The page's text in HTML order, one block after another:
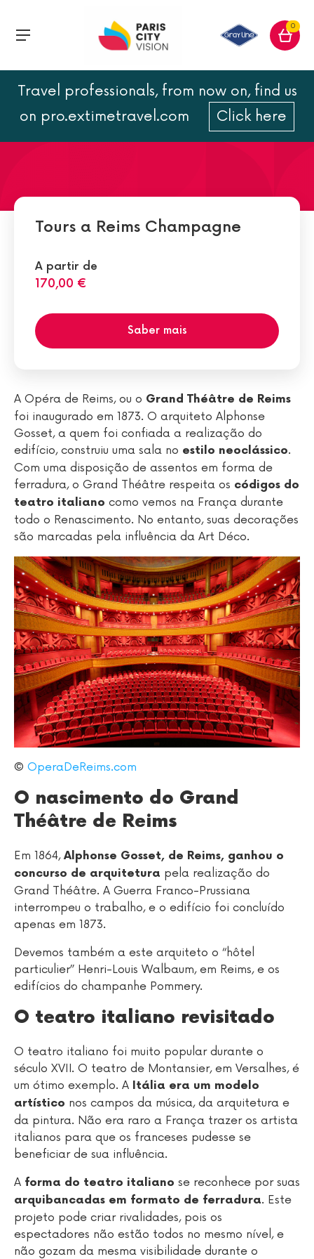
0
Travel professionals, from now on, find us
on pro.extimetravel.com
Click here
A Opéra de Reims
Tours a Reims Champagne
A partir de
170,00 €
Saber mais
A Opéra de Reims, ou o Grand Théâtre de Reims
foi inaugurado em 1873. O arquiteto Alphonse
Gosset, a quem foi confiada a realização do
edifício, construiu uma sala no estilo neoclássico.
Com uma disposição de assentos em forma de
ferradura, o Grand Théâtre respeita os códigos do
teatro italiano como vemos na França durante
todo o Renascimento. No entanto, suas decorações
são marcadas pela influência da Art Déco.
© OperaDeReims.com
O nascimento do Grand
Théâtre de Reims
Em 1864, Alphonse Gosset, de Reims, ganhou o
concurso de arquitetura pela realização do
Grand Théâtre. A Guerra Franco-Prussiana
interrompeu o trabalho, e o edifício foi concluído
apenas em 1873.
Devemos também a este arquiteto o “hôtel
particulier” Henri-Louis Walbaum, em Reims, e os
edifícios do champanhe Pommery.
O teatro italiano revisitado
O teatro italiano foi muito popular durante o
século XVII. O teatro de Montansier, em Versalhes, é
um ótimo exemplo. A Itália era um modelo
artístico nos campos da música, da arquitetura e
da pintura. Não era raro a França trazer os artista
italianos para que os franceses pudesse se
beneficiar de sua influência.
A forma do teatro italiano se reconhece por suas
arquibancadas em formato de ferradura. Este
projeto pode criar rivalidades, pois os
espectadores não estão todos no mesmo nível, e
não gozam da mesma visibilidade durante o